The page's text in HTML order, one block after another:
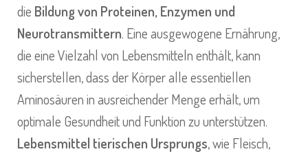
die Bildung von Proteinen, Enzymen und
Neurotransmittern. Eine ausgewogene Ernährung,
die eine Vielzahl von Lebensmitteln enthält, kann
sicherstellen, dass der Körper alle essentiellen
Aminosäuren in ausreichender Menge erhält, um
optimale Gesundheit und Funktion zu unterstützen.
Lebensmittel tierischen Ursprungs, wie Fleisch,